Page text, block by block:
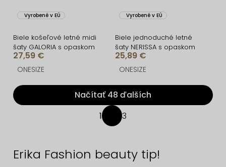
Vyrobené v EÚ
Biele košeľové letné midi
šaty GALORIA s opaskom
27,59 €
ONESIZE
Vyrobené v EÚ
Biele jednoduché letné
šaty NERISSA s opaskom
25,89 €
ONESIZE
O
v
á
Načítať 48 ďalších
á
1 3
Erika Fashion beauty tip!